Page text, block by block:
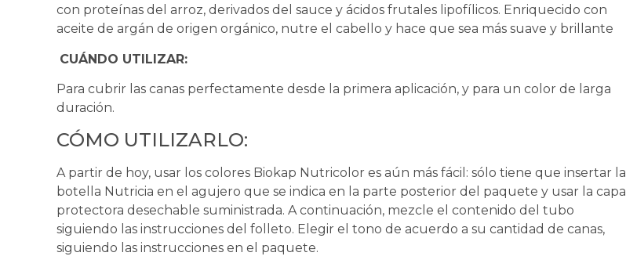
con proteínas del arroz, derivados del sauce y ácidos frutales lipofílicos. Enriquecido con
aceite de argán de origen orgánico, nutre el cabello y hace que sea más suave y brillante
CUÁNDO UTILIZAR:
Para cubrir las canas perfectamente desde la primera aplicación, y para un color de larga
duración.
CÓMO UTILIZARLO:
A partir de hoy, usar los colores Biokap Nutricolor es aún más fácil: sólo tiene que insertar la
botella Nutricia en el agujero que se indica en la parte posterior del paquete y usar la capa
protectora desechable suministrada. A continuación, mezcle el contenido del tubo
siguiendo las instrucciones del folleto. Elegir el tono de acuerdo a su cantidad de canas,
siguiendo las instrucciones en el paquete.